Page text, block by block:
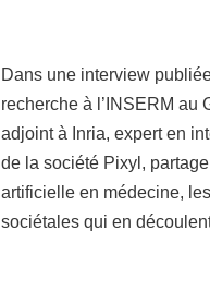
Dans une interview
recherche à l’INSERM au
adjoint à Inria, expert en
de la société Pixyl,
artificielle en médecine,
sociétales qui en